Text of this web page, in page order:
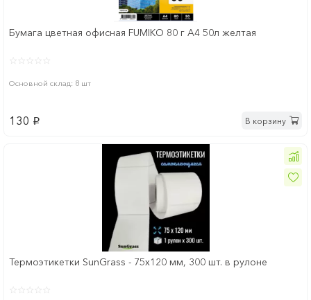
Бумага цветная офисная FUMIKO 80 г А4 50л желтая
Основной склад: 8 шт
130 p В корзину
Термоэтикетки SunGrass - 75х120 мм, 300 шт. в рулоне